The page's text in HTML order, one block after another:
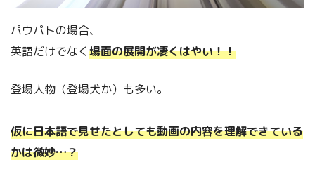
パウパトの場合、
英語だけでなく場面の展開が凄くはやい！！
登場人物（登場犬か）も多い。
仮に日本語で見せたとしても動画の内容を理解できている
かは微妙…？